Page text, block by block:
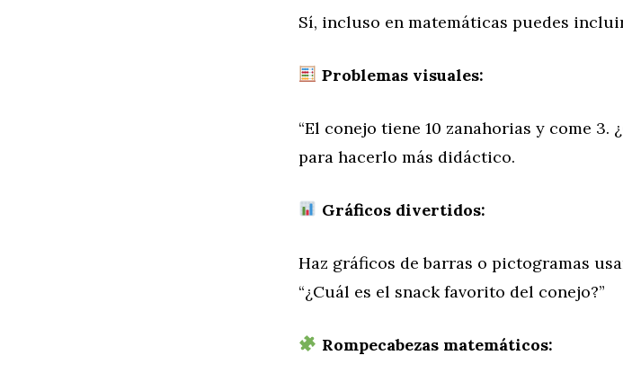
Sí, incluso en matemáticas puedes
Problemas visuales:
“El conejo tiene 10 zanahorias y come 3.
para hacerlo más didáctico.
Gráficos divertidos:
Haz gráficos de barras o pictogramas
“¿Cuál es el snack favorito del conejo?”
Rompecabezas matemáticos: